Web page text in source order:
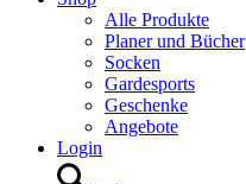
Alle Produkte
Planer und Bücher
Socken
Gardesports
Geschenke
Angebote
Login